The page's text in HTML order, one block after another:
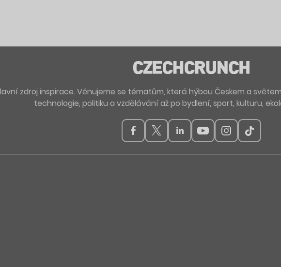
zdroj inspirace. Věnujeme se tématům, která hýbou Českem a
technologie, politiku a vzdělávání až po bydlení, sport, kulturu,